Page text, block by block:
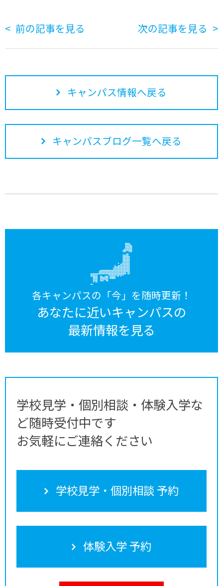
前の記事を見る 次の記事を見る
キャンパス情報へ戻る
キャンパスブログ一覧へ戻る
各キャンパスの「今」を随時更新！
あなたに近いキャンパスの
最新情報を見る
学校見学・個別相談・体験入学な
ど随時受付中です
お気軽にご連絡ください
学校見学・個別相談 予約
体験入学 予約